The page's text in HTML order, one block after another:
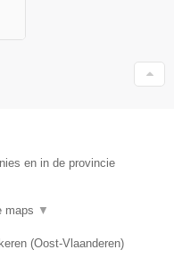
en in de provincie
maps ▼
(Oost-Vlaanderen)